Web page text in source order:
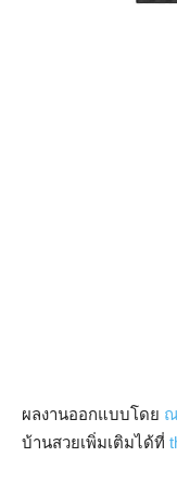
ผลงานออกแบบโดย
บ้านสวยเพิ่มเติมได้ที่